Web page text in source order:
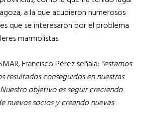
a la que acudieron numerosos
que se interesaron por el problema
marmolistas.
Francisco Pérez señala: “estamos
resultados conseguidos en nuestras
objetivo es seguir creciendo
nuevos socios y creando nuevas